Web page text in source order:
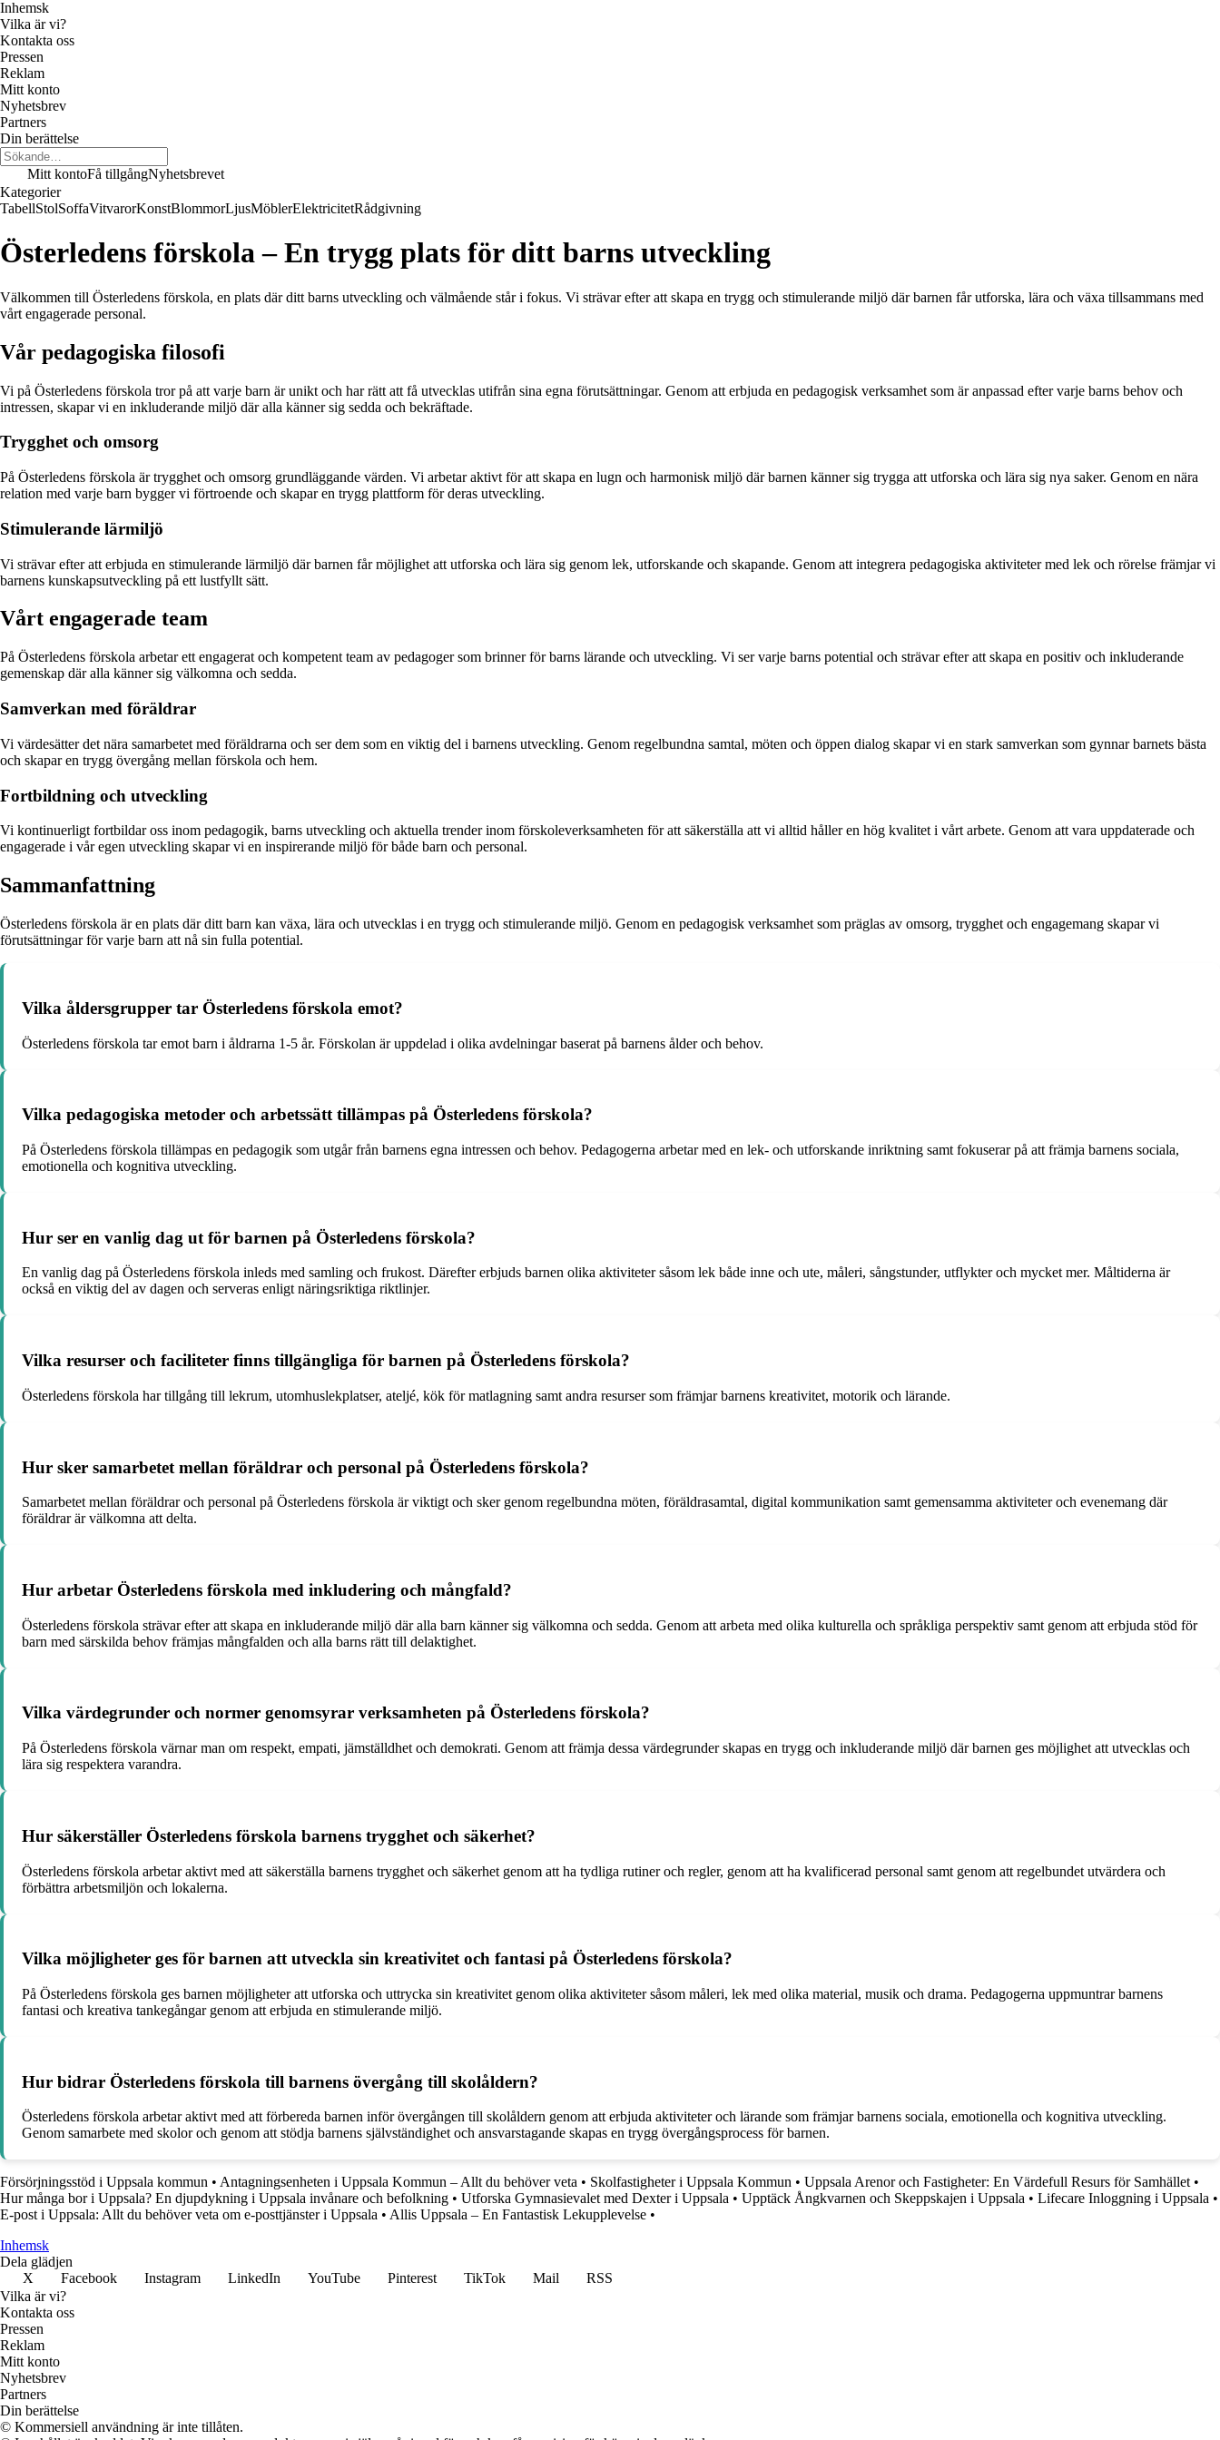
Inhemsk
Vilka är vi?
Kontakta oss
Pressen
Reklam
Mitt konto
Nyhetsbrev
Partners
Din berättelse
Mitt kontoFå tillgångNyhetsbrevet
Kategorier
TabellStolSoffaVitvarorKonstBlommorLjusMöblerElektricitetRådgivning
Österledens förskola – En trygg plats för ditt barns utveckling
Välkommen till Österledens förskola, en plats där ditt barns utveckling och välmående står i fokus. Vi strävar efter att skapa en trygg och stimulerande miljö där barnen får utforska, lära och växa tillsammans med
vårt engagerade personal.
Vår pedagogiska filosofi
Vi på Österledens förskola tror på att varje barn är unikt och har rätt att få utvecklas utifrån sina egna förutsättningar. Genom att erbjuda en pedagogisk verksamhet som är anpassad efter varje barns behov och
intressen, skapar vi en inkluderande miljö där alla känner sig sedda och bekräftade.
Trygghet och omsorg
På Österledens förskola är trygghet och omsorg grundläggande värden. Vi arbetar aktivt för att skapa en lugn och harmonisk miljö där barnen känner sig trygga att utforska och lära sig nya saker. Genom en nära
relation med varje barn bygger vi förtroende och skapar en trygg plattform för deras utveckling.
Stimulerande lärmiljö
Vi strävar efter att erbjuda en stimulerande lärmiljö där barnen får möjlighet att utforska och lära sig genom lek, utforskande och skapande. Genom att integrera pedagogiska aktiviteter med lek och rörelse främjar vi
barnens kunskapsutveckling på ett lustfyllt sätt.
Vårt engagerade team
På Österledens förskola arbetar ett engagerat och kompetent team av pedagoger som brinner för barns lärande och utveckling. Vi ser varje barns potential och strävar efter att skapa en positiv och inkluderande
gemenskap där alla känner sig välkomna och sedda.
Samverkan med föräldrar
Vi värdesätter det nära samarbetet med föräldrarna och ser dem som en viktig del i barnens utveckling. Genom regelbundna samtal, möten och öppen dialog skapar vi en stark samverkan som gynnar barnets bästa
och skapar en trygg övergång mellan förskola och hem.
Fortbildning och utveckling
Vi kontinuerligt fortbildar oss inom pedagogik, barns utveckling och aktuella trender inom förskoleverksamheten för att säkerställa att vi alltid håller en hög kvalitet i vårt arbete. Genom att vara uppdaterade och
engagerade i vår egen utveckling skapar vi en inspirerande miljö för både barn och personal.
Sammanfattning
Österledens förskola är en plats där ditt barn kan växa, lära och utvecklas i en trygg och stimulerande miljö. Genom en pedagogisk verksamhet som präglas av omsorg, trygghet och engagemang skapar vi
förutsättningar för varje barn att nå sin fulla potential.
Vilka åldersgrupper tar Österledens förskola emot?
Österledens förskola tar emot barn i åldrarna 1-5 år. Förskolan är uppdelad i olika avdelningar baserat på barnens ålder och behov.
Vilka pedagogiska metoder och arbetssätt tillämpas på Österledens förskola?
På Österledens förskola tillämpas en pedagogik som utgår från barnens egna intressen och behov. Pedagogerna arbetar med en lek- och utforskande inriktning samt fokuserar på att främja barnens sociala,
emotionella och kognitiva utveckling.
Hur ser en vanlig dag ut för barnen på Österledens förskola?
En vanlig dag på Österledens förskola inleds med samling och frukost. Därefter erbjuds barnen olika aktiviteter såsom lek både inne och ute, måleri, sångstunder, utflykter och mycket mer. Måltiderna är
också en viktig del av dagen och serveras enligt näringsriktiga riktlinjer.
Vilka resurser och faciliteter finns tillgängliga för barnen på Österledens förskola?
Österledens förskola har tillgång till lekrum, utomhuslekplatser, ateljé, kök för matlagning samt andra resurser som främjar barnens kreativitet, motorik och lärande.
Hur sker samarbetet mellan föräldrar och personal på Österledens förskola?
Samarbetet mellan föräldrar och personal på Österledens förskola är viktigt och sker genom regelbundna möten, föräldrasamtal, digital kommunikation samt gemensamma aktiviteter och evenemang där
föräldrar är välkomna att delta.
Hur arbetar Österledens förskola med inkludering och mångfald?
Österledens förskola strävar efter att skapa en inkluderande miljö där alla barn känner sig välkomna och sedda. Genom att arbeta med olika kulturella och språkliga perspektiv samt genom att erbjuda stöd för
barn med särskilda behov främjas mångfalden och alla barns rätt till delaktighet.
Vilka värdegrunder och normer genomsyrar verksamheten på Österledens förskola?
På Österledens förskola värnar man om respekt, empati, jämställdhet och demokrati. Genom att främja dessa värdegrunder skapas en trygg och inkluderande miljö där barnen ges möjlighet att utvecklas och
lära sig respektera varandra.
Hur säkerställer Österledens förskola barnens trygghet och säkerhet?
Österledens förskola arbetar aktivt med att säkerställa barnens trygghet och säkerhet genom att ha tydliga rutiner och regler, genom att ha kvalificerad personal samt genom att regelbundet utvärdera och
förbättra arbetsmiljön och lokalerna.
Vilka möjligheter ges för barnen att utveckla sin kreativitet och fantasi på Österledens förskola?
På Österledens förskola ges barnen möjligheter att utforska och uttrycka sin kreativitet genom olika aktiviteter såsom måleri, lek med olika material, musik och drama. Pedagogerna uppmuntrar barnens
fantasi och kreativa tankegångar genom att erbjuda en stimulerande miljö.
Hur bidrar Österledens förskola till barnens övergång till skolåldern?
Österledens förskola arbetar aktivt med att förbereda barnen inför övergången till skolåldern genom att erbjuda aktiviteter och lärande som främjar barnens sociala, emotionella och kognitiva utveckling.
Genom samarbete med skolor och genom att stödja barnens självständighet och ansvarstagande skapas en trygg övergångsprocess för barnen.
Försörjningsstöd i Uppsala kommun • Antagningsenheten i Uppsala Kommun – Allt du behöver veta • Skolfastigheter i Uppsala Kommun • Uppsala Arenor och Fastigheter: En Värdefull Resurs för Samhället•
Hur många bor i Uppsala? En djupdykning i Uppsala invånare och befolkning • Utforska Gymnasievalet med Dexter i Uppsala • Upptäck Ångkvarnen och Skeppskajen i Uppsala • Lifecare Inloggning i Uppsala •
E-post i Uppsala: Allt du behöver veta om e-posttjänster i Uppsala • Allis Uppsala – En Fantastisk Lekupplevelse •
Inhemsk
Dela glädjen
X
Facebook Instagram LinkedIn YouTube Pinterest TikTok Mail
RSS
Vilka är vi?
Kontakta oss
Pressen
Reklam
Mitt konto
Nyhetsbrev
Partners
Din berättelse
© Kommersiell användning är inte tillåten.